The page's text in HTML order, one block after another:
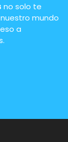
no solo te
mundo
a